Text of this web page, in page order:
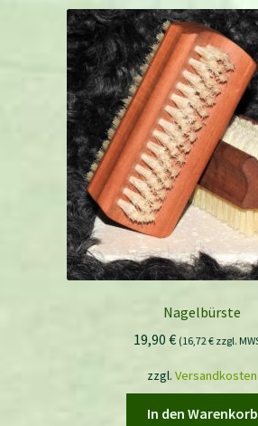
Nagelbürste
19,90 € (16,72€ zzgl.
zzgl. Versandkosten
In den Warenkorb